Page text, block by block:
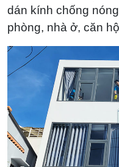
dán kính chống
phòng, nhà ở, căn